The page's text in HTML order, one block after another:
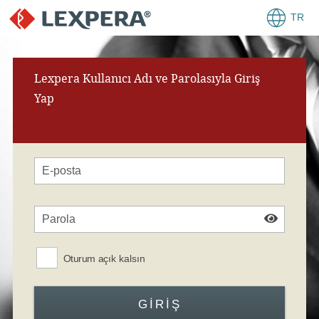
TR
Lexpera Kullanıcı Adı ve Parolasıyla Giriş
Yap
Oturum açık kalsın
GIRIŞ